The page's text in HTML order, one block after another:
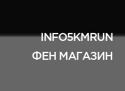
INFO5KMRUN
ФЕН МАГАЗИН